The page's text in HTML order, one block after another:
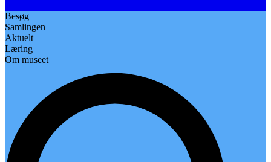
Besøg
Samlingen
Aktuelt
Læring
Om museet